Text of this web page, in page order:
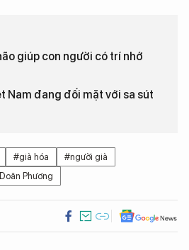
giúp con người có trí nhớ
Nam đang đối mặt với sa sút
#già hóa
#người già
Phương